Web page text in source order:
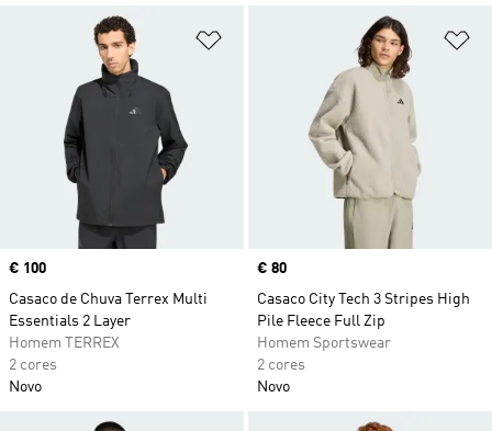
Adicionar à Lista de Desejos
Price
€ 100
Casaco de Chuva Terrex Multi
Essentials 2 Layer
Homem TERREX
2 cores
Novo
Price
€ 80
Casaco City Tech 3 Stripes High
Pile Fleece Full Zip
Homem Sportswear
2 cores
Novo